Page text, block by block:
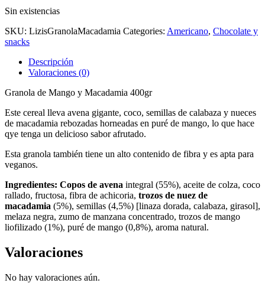
Sin existencias
SKU: LizisGranolaMacadamia Categories: Americano, Chocolate y
snacks
Descripción
Valoraciones (0)
Granola de Mango y Macadamia 400gr
Este cereal lleva avena gigante, coco, semillas de calabaza y nueces
de macadamia rebozadas horneadas en puré de mango, lo que hace
qye tenga un delicioso sabor afrutado.
Esta granola también tiene un alto contenido de fibra y es apta para
veganos.
Ingredientes: Copos de avena integral (55%), aceite de colza, coco
rallado, fructosa, fibra de achicoria, trozos de nuez de
macadamia (5%), semillas (4,5%) [linaza dorada, calabaza, girasol],
melaza negra, zumo de manzana concentrado, trozos de mango
liofilizado (1%), puré de mango (0,8%), aroma natural.
Valoraciones
No hay valoraciones aún.